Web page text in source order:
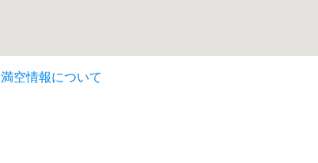
満空情報について